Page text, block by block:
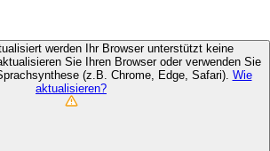
werden
Ihr Browser unterstützt keine
Sie Ihren Browser oder verwenden Sie
(z.B. Chrome, Edge, Safari). Wie
aktualisieren?